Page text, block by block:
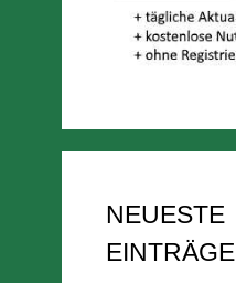
NEUESTE
EINTRÄGE